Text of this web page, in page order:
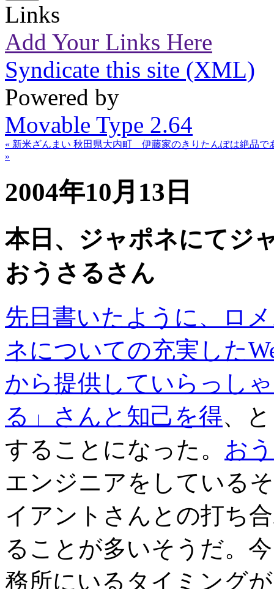
Links
Add Your Links Here
Syndicate this site (XML)
Powered by
Movable Type 2.64
« 新米ざんまい 秋田県大内町 伊藤家のきりたんぽは絶品で
»
2004年10月13日
本日、ジャポネにて
おうさるさん
先日書いたように、ロ
ネについての充実した
から提供していらっし
る」さんと知己を得、
することになった。 お
エンジニアをしている
イアントさんとの打ち
ることが多いそうだ。
務所にいるタイミング